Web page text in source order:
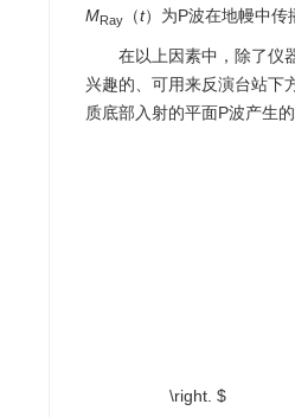
MRay （t）为P波在地幔中传
在以上因素中，除了仪
兴趣的、可用来反演台站下
质底部入射的平面P波产生
\right. $